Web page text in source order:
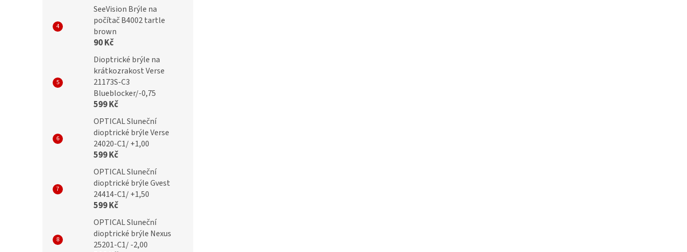
SeeVision Brýle na
počítač B4002 tartle
brown
90 Kč
Dioptrické brýle na
krátkozrakost Verse
21173S-C3
Blueblocker/-0,75
599 Kč
OPTICAL Sluneční
dioptrické brýle Verse
24020-C1/ +1,00
599 Kč
OPTICAL Sluneční
dioptrické brýle Gvest
24414-C1/ +1,50
599 Kč
OPTICAL Sluneční
dioptrické brýle Nexus
25201-C1/ -2,00